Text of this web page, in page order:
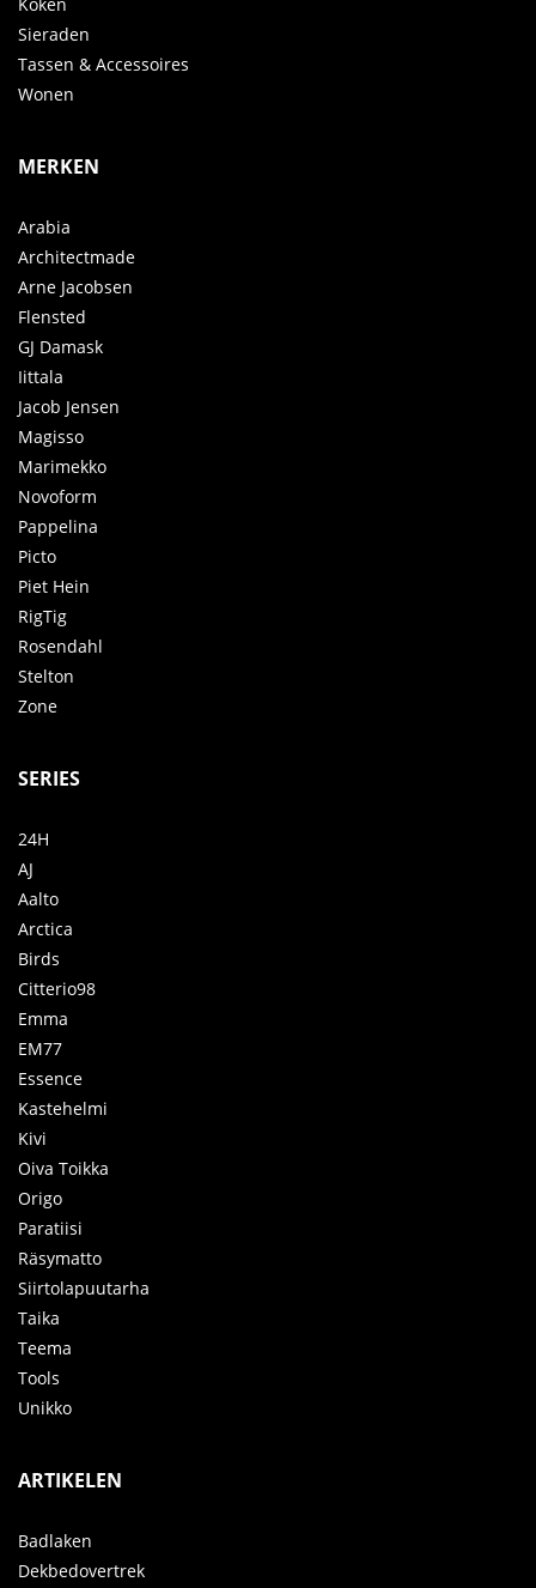
Koken
Sieraden
Tassen & Accessoires
Wonen
MERKEN
Arabia
Architectmade
Arne Jacobsen
Flensted
GJ Damask
Iittala
Jacob Jensen
Magisso
Marimekko
Novoform
Pappelina
Picto
Piet Hein
RigTig
Rosendahl
Stelton
Zone
SERIES
24H
AJ
Aalto
Arctica
Birds
Citterio98
Emma
EM77
Essence
Kastehelmi
Kivi
Oiva Toikka
Origo
Paratiisi
Räsymatto
Siirtolapuutarha
Taika
Teema
Tools
Unikko
ARTIKELEN
Badlaken
Dekbedovertrek